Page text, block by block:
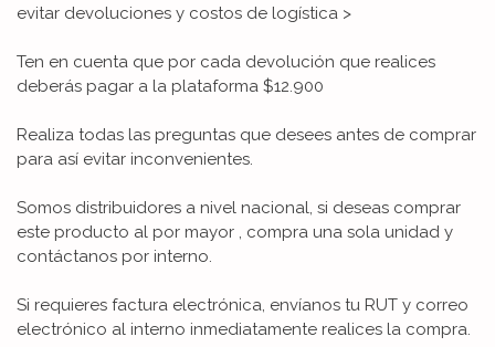
evitar devoluciones y costos de logística >
Ten en cuenta que por cada devolución que realices
deberás pagar a la plataforma $12.900
Realiza todas las preguntas que desees antes de comprar
para así evitar inconvenientes.
Somos distribuidores a nivel nacional, si deseas comprar
este producto al por mayor , compra una sola unidad y
contáctanos por interno.
Si requieres factura electrónica, envíanos tu RUT y correo
electrónico al interno inmediatamente realices la compra.